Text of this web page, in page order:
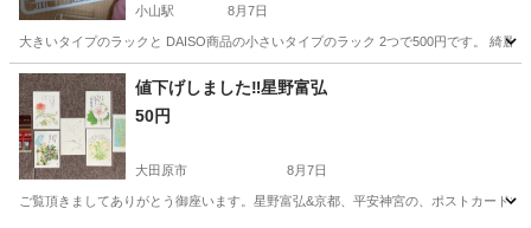
小山駅 8月7日
大きいタイプのラックと DAISO商品の小さいタイプのラック 2つで500円です。 綺麗
栃木 小山市 小山駅 家庭用品
値下げしました‼️星野富弘
50円
大田原市 8月7日
ご覧頂きましてありがとう御座います。星野富弘&京都、平安神宮の、ポストカード